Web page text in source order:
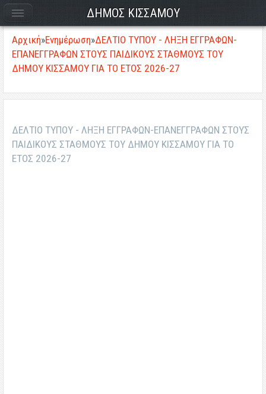
Αρχική»Ενημέρωση»ΔΕΛΤΙΟ ΤΥΠΟΥ - ΛΗΞΗ ΕΓΓΡΑΦΩΝ-
ΕΠΑΝΕΓΓΡΑΦΩΝ ΣΤΟΥΣ ΠΑΙΔΙΚΟΥΣ ΣΤΑΘΜΟΥΣ ΤΟΥ
ΔΗΜΟΥ ΚΙΣΣΑΜΟΥ ΓΙΑ ΤΟ ΕΤΟΣ 2026-27
ΔΕΛΤΙΟ ΤΥΠΟΥ - ΛΗΞΗ ΕΓΓΡΑΦΩΝ-ΕΠΑΝΕΓΓΡΑΦΩΝ ΣΤΟΥΣ
ΠΑΙΔΙΚΟΥΣ ΣΤΑΘΜΟΥΣ ΤΟΥ ΔΗΜΟΥ ΚΙΣΣΑΜΟΥ ΓΙΑ ΤΟ
ΕΤΟΣ 2026-27
ΔΗΜΟΣ ΚΙΣΣΑΜΟΥ